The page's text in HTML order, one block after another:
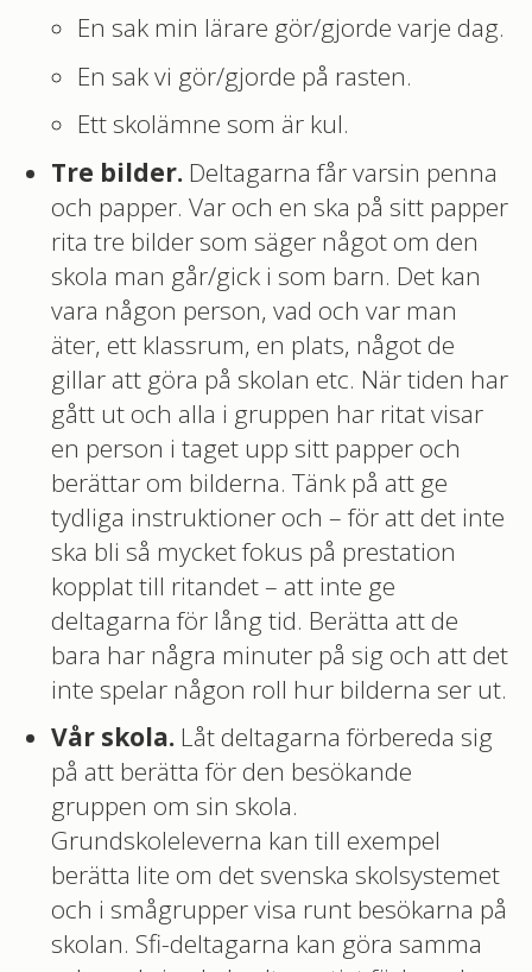
En sak min lärare gör/gjorde varje dag.
En sak vi gör/gjorde på rasten.
Ett skolämne som är kul.
Tre bilder. Deltagarna får varsin penna
och papper. Var och en ska på sitt papper
rita tre bilder som säger något om den
skola man går/gick i som barn. Det kan
vara någon person, vad och var man
äter, ett klassrum, en plats, något de
gillar att göra på skolan etc. När tiden har
gått ut och alla i gruppen har ritat visar
en person i taget upp sitt papper och
berättar om bilderna. Tänk på att ge
tydliga instruktioner och – för att det inte
ska bli så mycket fokus på prestation
kopplat till ritandet – att inte ge
deltagarna för lång tid. Berätta att de
bara har några minuter på sig och att det
inte spelar någon roll hur bilderna ser ut.
Vår skola.Låt deltagarna förbereda sig
på att berätta för den besökande
gruppen om sin skola.
Grundskoleleverna kan till exempel
berätta lite om det svenska skolsystemet
och i smågrupper visa runt besökarna på
skolan. Sfi-deltagarna kan göra samma